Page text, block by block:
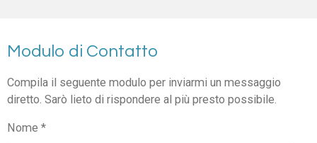
Modulo di Contatto
Compila il seguente modulo per inviarmi un messaggio
diretto. Sarò lieto di rispondere al più presto possibile.
Nome *